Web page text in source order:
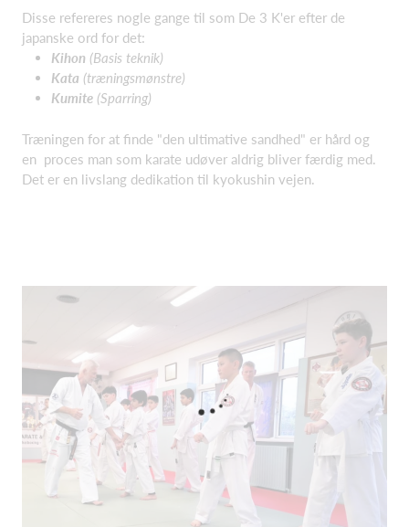
Disse refereres nogle gange til som De 3 K'er efter de
japanske ord for det:
Kihon (Basis teknik)
Kata (træningsmønstre)
Kumite (Sparring)
Træningen for at finde "den ultimative sandhed" er hård og
en proces man som karate udøver aldrig bliver færdig med.
Det er en livslang dedikation til kyokushin vejen.